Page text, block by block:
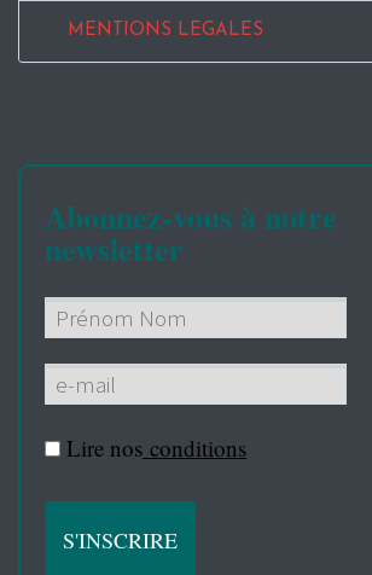
MENTIONS LEGALES
Abonnez-vous à notre
newsletter
Lire nos conditions